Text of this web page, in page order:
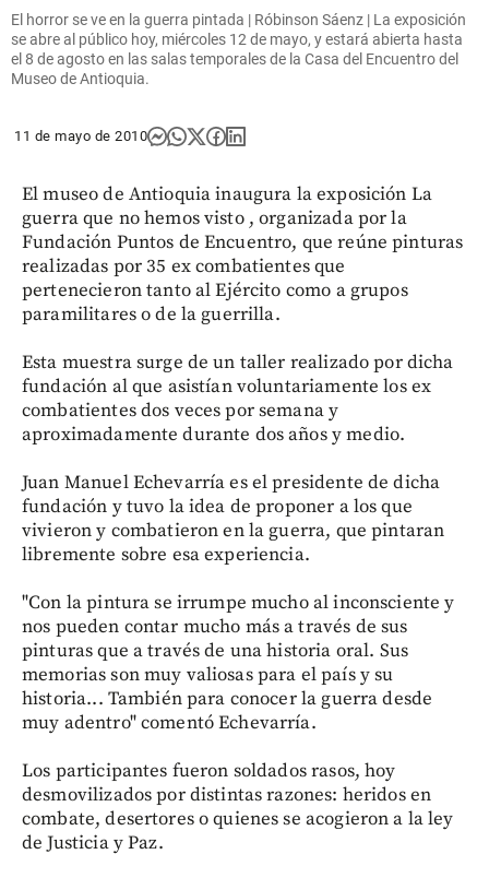
El horror se ve en la guerra pintada | Róbinson Sáenz | La exposición
se abre al público hoy, miércoles 12 de mayo, y estará abierta hasta
el 8 de agosto en las salas temporales de la Casa del Encuentro del
Museo de Antioquia.
11 de mayo de 2010
El museo de Antioquia inaugura la exposición La
guerra que no hemos visto , organizada por la
Fundación Puntos de Encuentro, que reúne pinturas
realizadas por 35 ex combatientes que
pertenecieron tanto al Ejército como a grupos
paramilitares o de la guerrilla.
Esta muestra surge de un taller realizado por dicha
fundación al que asistían voluntariamente los ex
combatientes dos veces por semana y
aproximadamente durante dos años y medio.
Juan Manuel Echevarría es el presidente de dicha
fundación y tuvo la idea de proponer a los que
vivieron y combatieron en la guerra, que pintaran
libremente sobre esa experiencia.
"Con la pintura se irrumpe mucho al inconsciente y
nos pueden contar mucho más a través de sus
pinturas que a través de una historia oral. Sus
memorias son muy valiosas para el país y su
historia... También para conocer la guerra desde
muy adentro" comentó Echevarría.
Los participantes fueron soldados rasos, hoy
desmovilizados por distintas razones: heridos en
combate, desertores o quienes se acogieron a la ley
de Justicia y Paz.